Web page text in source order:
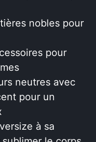
nobles pour
pour
neutres avec
pour un
à sa